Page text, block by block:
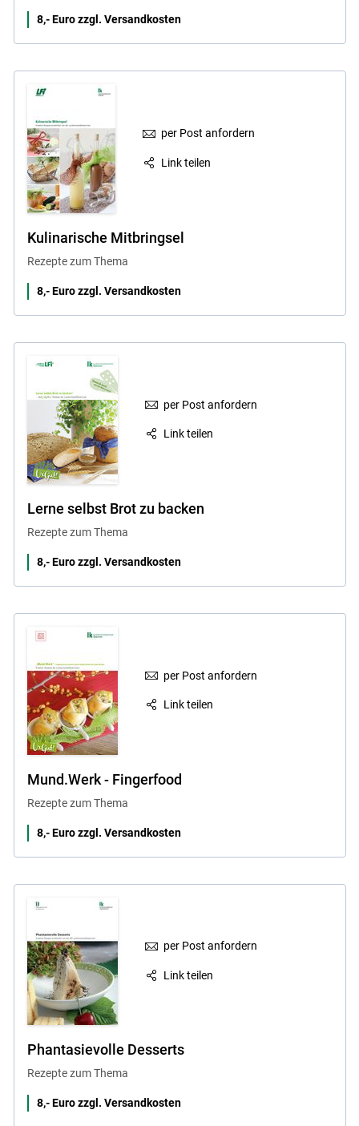
8,- Euro zzgl. Versandkosten
per Post anfordern
Link teilen
Kulinarische Mitbringsel
Rezepte zum Thema
8,- Euro zzgl. Versandkosten
per Post anfordern
Link teilen
Lerne selbst Brot zu backen
Rezepte zum Thema
8,- Euro zzgl. Versandkosten
per Post anfordern
Link teilen
Mund.Werk - Fingerfood
Rezepte zum Thema
8,- Euro zzgl. Versandkosten
per Post anfordern
Link teilen
Phantasievolle Desserts
Rezepte zum Thema
8,- Euro zzgl. Versandkosten